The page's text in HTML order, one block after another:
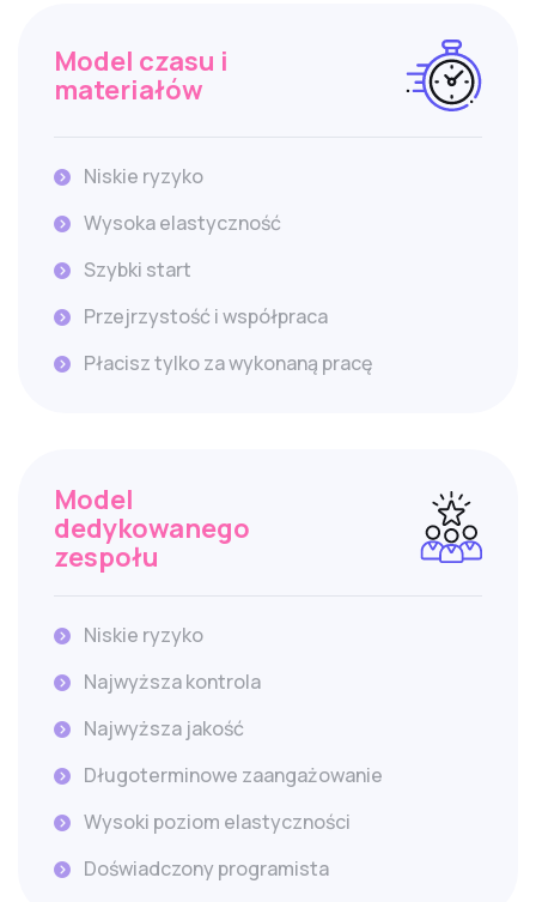
Model czasu i
materiałów
Niskie ryzyko
Wysoka elastyczność
Szybki start
Przejrzystość i współpraca
Płacisz tylko za wykonaną pracę
Model
dedykowanego
zespołu
Niskie ryzyko
Najwyższa kontrola
Najwyższa jakość
Długoterminowe zaangażowanie
Wysoki poziom elastyczności
Doświadczony programista